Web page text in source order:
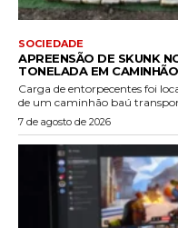
SOCIEDADE
APREENSÃO DE SKUNK
TONELADA EM
Carga de entorpecentes foi
de um caminhão baú
7 de agosto de 2026